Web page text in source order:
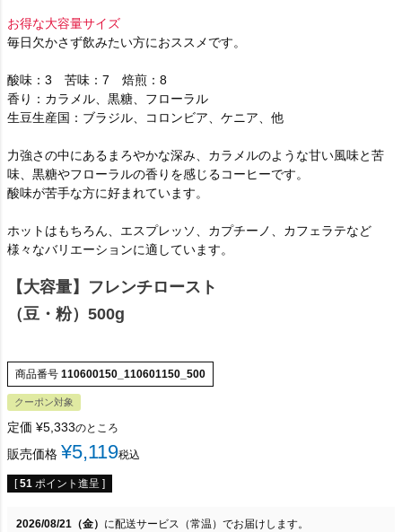
お得な大容量サイズ
毎日欠かさず飲みたい方におススメです。
酸味：3 苦味：7 焙煎：8
香り：カラメル、黒糖、フローラル
生豆生産国：ブラジル、コロンビア、ケニア、他
力強さの中にあるまろやかな深み、カラメルのような甘い風味と苦
味、黒糖やフローラルの香りを感じるコーヒーです。
酸味が苦手な方に好まれています。
ホットはもちろん、エスプレッソ、カプチーノ、カフェラテなど
様々なバリエーションに適しています。
【大容量】フレンチロースト
（豆・粉）500g
商品番号 110600150_110601150_500
クーポン対象
定価 ¥5,333のところ
販売価格 ¥5,119税込
[ 51 ポイント進呈 ]
2026/08/21（金） に配送サービス（常温） でお届けします。